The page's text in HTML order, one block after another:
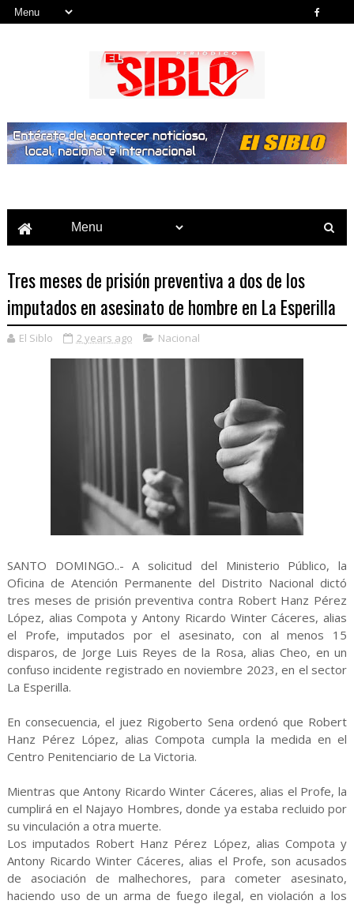
Tres meses de prisión preventiva a dos de los
imputados en asesinato de hombre en La Esperilla
El Siblo 2 years ago Nacional
SANTO DOMINGO..- A solicitud del Ministerio Público, la
Oficina de Atención Permanente del Distrito Nacional dictó
tres meses de prisión preventiva contra Robert Hanz Pérez
López, alias Compota y Antony Ricardo Winter Cáceres, alias
el Profe, imputados por el asesinato, con al menos 15
disparos, de Jorge Luis Reyes de la Rosa, alias Cheo, en un
confuso incidente registrado en noviembre 2023, en el sector
La Esperilla.
En consecuencia, el juez Rigoberto Sena ordenó que Robert
Hanz Pérez López, alias Compota cumpla la medida en el
Centro Penitenciario de La Victoria.
Mientras que Antony Ricardo Winter Cáceres, alias el Profe, la
cumplirá en el Najayo Hombres, donde ya estaba recluido por
su vinculación a otra muerte.
Los imputados Robert Hanz Pérez López, alias Compota y
Antony Ricardo Winter Cáceres, alias el Profe, son acusados
de asociación de malhechores, para cometer asesinato,
haciendo uso de un arma de fuego ilegal, en violación a los